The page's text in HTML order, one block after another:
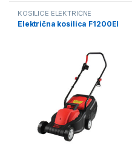
KOSILICE ELEKTRIČNE
Električna kosilica F1200EI